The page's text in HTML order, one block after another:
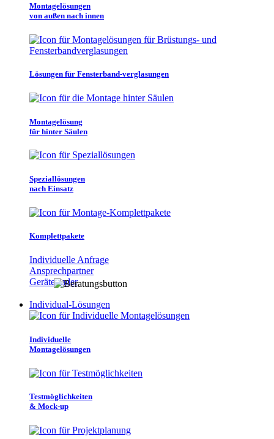
Montagelösungen
von außen nach innen
Lösungen für Fensterband-verglasungen
Montagelösung
für hinter Säulen
Speziallösungen
nach Einsatz
Komplettpakete
Individuelle Anfrage
Ansprechpartner
Gerätefinder
Individual-Lösungen
Individuelle
Montagelösungen
Testmöglichkeiten
& Mock-up